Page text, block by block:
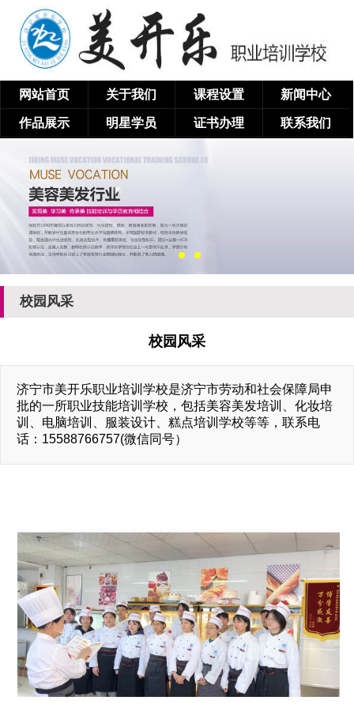
网站首页 关于我们 课程设置 新闻中心
作品展示 明星学员 证书办理 联系我们
校园风采
校园风采
济宁市美开乐职业培训学校是济宁市劳动和社会保障局申
批的一所职业技能培训学校，包括美容美发培训、化妆培
训、电脑培训、服装设计、糕点培训学校等等，联系电
话：15588766757(微信同号）